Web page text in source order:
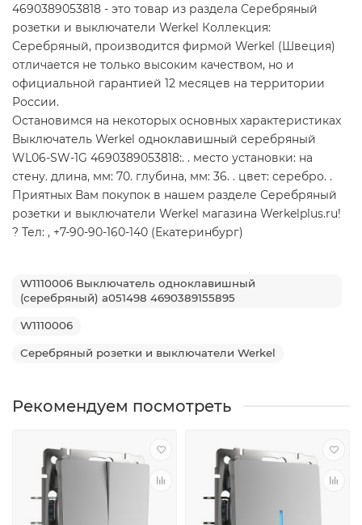
4690389053818 - это товар из раздела Серебряный
розетки и выключатели Werkel Коллекция:
Серебряный, производится фирмой Werkel (Швеция)
отличается не только высоким качеством, но и
официальной гарантией 12 месяцев на территории
России.
Остановимся на некоторых основных характеристиках
Выключатель Werkel одноклавишный серебряный
WL06-SW-1G 4690389053818:. . место установки: на
стену. длина, мм: 70. глубина, мм: 36. . цвет: серебро. .
Приятных Вам покупок в нашем разделе Серебряный
розетки и выключатели Werkel магазина Werkelplus.ru!
? Тел: , +7-90-90-160-140 (Екатеринбург)
W1110006 Выключатель одноклавишный
(серебряный) a051498 4690389155895
W1110006
Серебряный розетки и выключатели Werkel
Рекомендуем посмотреть